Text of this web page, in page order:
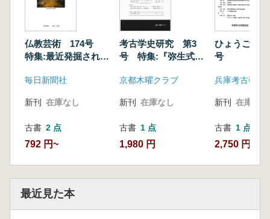
仏教芸術 174号
特集:最近発掘された
毎日新聞社
新刊 在庫なし
古書 2 点
792 円~
考古学史研究 第3
号 特集:『弥生式土
京都木曜クラブ
新刊 在庫なし
古書 1 点
1,980 円
ひょうご考
号
兵庫考古研究
新刊 在庫なし
古書 1 点
2,750 円
最近見た本